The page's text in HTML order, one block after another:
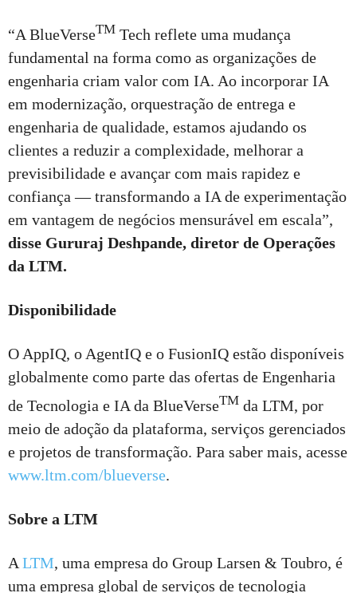
“A BlueVerseTM Tech reflete uma mudança
fundamental na forma como as organizações de
engenharia criam valor com IA. Ao incorporar IA
em modernização, orquestração de entrega e
engenharia de qualidade, estamos ajudando os
clientes a reduzir a complexidade, melhorar a
previsibilidade e avançar com mais rapidez e
confiança — transformando a IA de experimentação
em vantagem de negócios mensurável em escala”,
disse Gururaj Deshpande, diretor de Operações
da LTM.
Disponibilidade
O AppIQ, o AgentIQ e o FusionIQ estão disponíveis
globalmente como parte das ofertas de Engenharia
de Tecnologia e IA da BlueVerseTM da LTM, por
meio de adoção da plataforma, serviços gerenciados
e projetos de transformação. Para saber mais, acesse
www.ltm.com/blueverse.
Sobre a LTM
A LTM, uma empresa do Group Larsen & Toubro, é
uma empresa global de serviços de tecnologia